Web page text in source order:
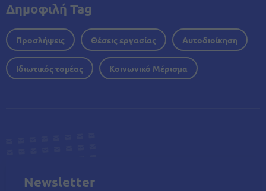
Δημοφιλή Tag
Προσλήψεις Θέσεις εργασίας Αυτοδιοίκηση
Ιδιωτικός τομέας Κοινωνικό Μέρισμα
Newsletter